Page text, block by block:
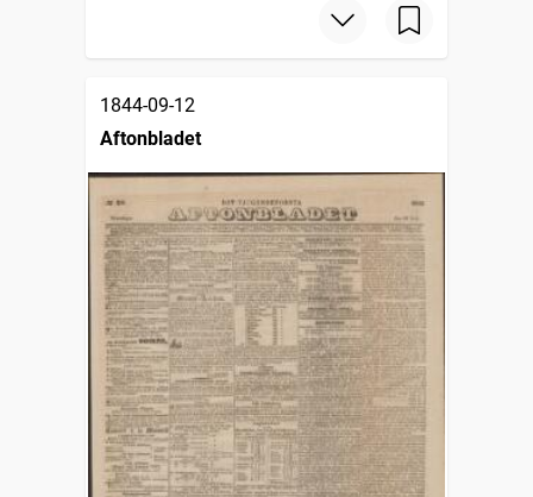
1844-09-12
Aftonbladet